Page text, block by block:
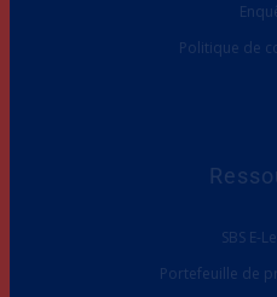
Politique de
SBS E-
Portefeuille de